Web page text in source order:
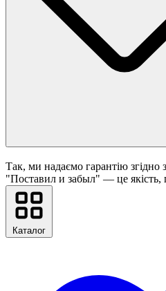
Так, ми надаємо гарантію
"Поставил и забыл" — це якість,
Каталог